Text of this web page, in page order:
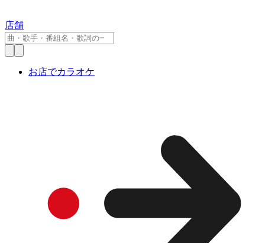
店舗
お店でカラオケ